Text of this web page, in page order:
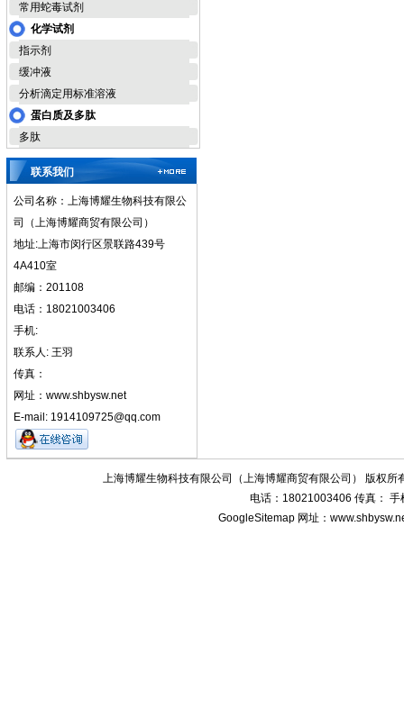
常用蛇毒试剂
化学试剂
指示剂
缓冲液
分析滴定用标准溶液
蛋白质及多肽
多肽
联系我们
公司名称：上海博耀生物科技有限公
司（上海博耀商贸有限公司）
地址:上海市闵行区景联路439号
4A410室
邮编：201108
电话：18021003406
手机:
联系人: 王羽
传真：
网址：www.shbysw.net
E-mail: 1914109725@qq.com
上海博耀生物科技有限公司（上海博耀商贸有限公司） 版权所
电话：18021003406 传真： 手
GoogleSitemap 网址：